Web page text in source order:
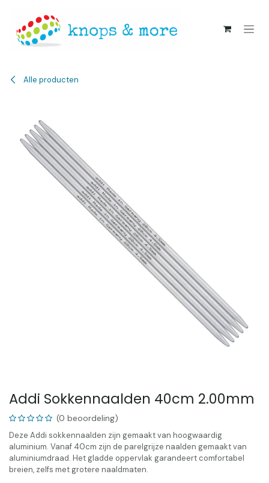
Alle producten
Addi Sokkennaalden 40cm 2.00mm
(0 beoordeling)
Deze Addi sokkennaalden zijn gemaakt van hoogwaardig
aluminium. Vanaf 40cm zijn de parelgrijze naalden gemaakt van
aluminiumdraad. Het gladde oppervlak garandeert comfortabel
breien, zelfs met grotere naaldmaten.